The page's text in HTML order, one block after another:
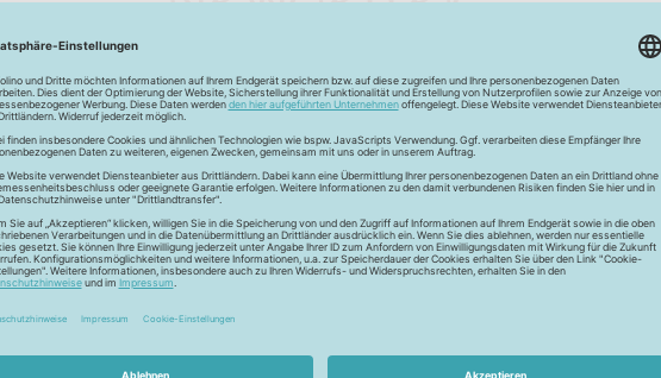
jetzt unseren exklusiven Newsletter und profitiere von zahlreichen
Aktionen und Rabatte: Als Newsletter Abonnent erfährst du als erstes
von unseren Aktionen und Rabatten!
Neue Stoffe entdecken: Wir informieren dich regelmäßig über die
neuesten Stofftrends der Saison. Plane mit uns deine neuen
Nähprojekte.
Inspiration: Lass dich von unseren kreativen Ideen und Nähbeispielen
inspirieren! Wir teilen mit dir unsere DIY-Ideen und verraten dir die
Veranstaltungen: Kein Event ohne dich! Denn du erfährst vor allen